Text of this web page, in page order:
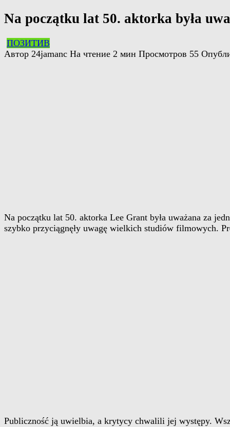
Na początku lat 50. aktorka była
ПОЗИТИВ
Автор 24jamanc На чтение 2 мин Просмотров 55
Na początku lat 50. aktorka Lee Grant była uważana za
szybko przyciągnęły uwagę wielkich studiów filmowych.
Publiczność ją uwielbia, a krytycy chwalili jej występy.